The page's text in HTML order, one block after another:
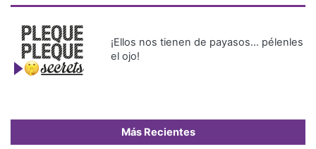
¡Ellos nos tienen de payasos… pélenles
el ojo!
Más Recientes